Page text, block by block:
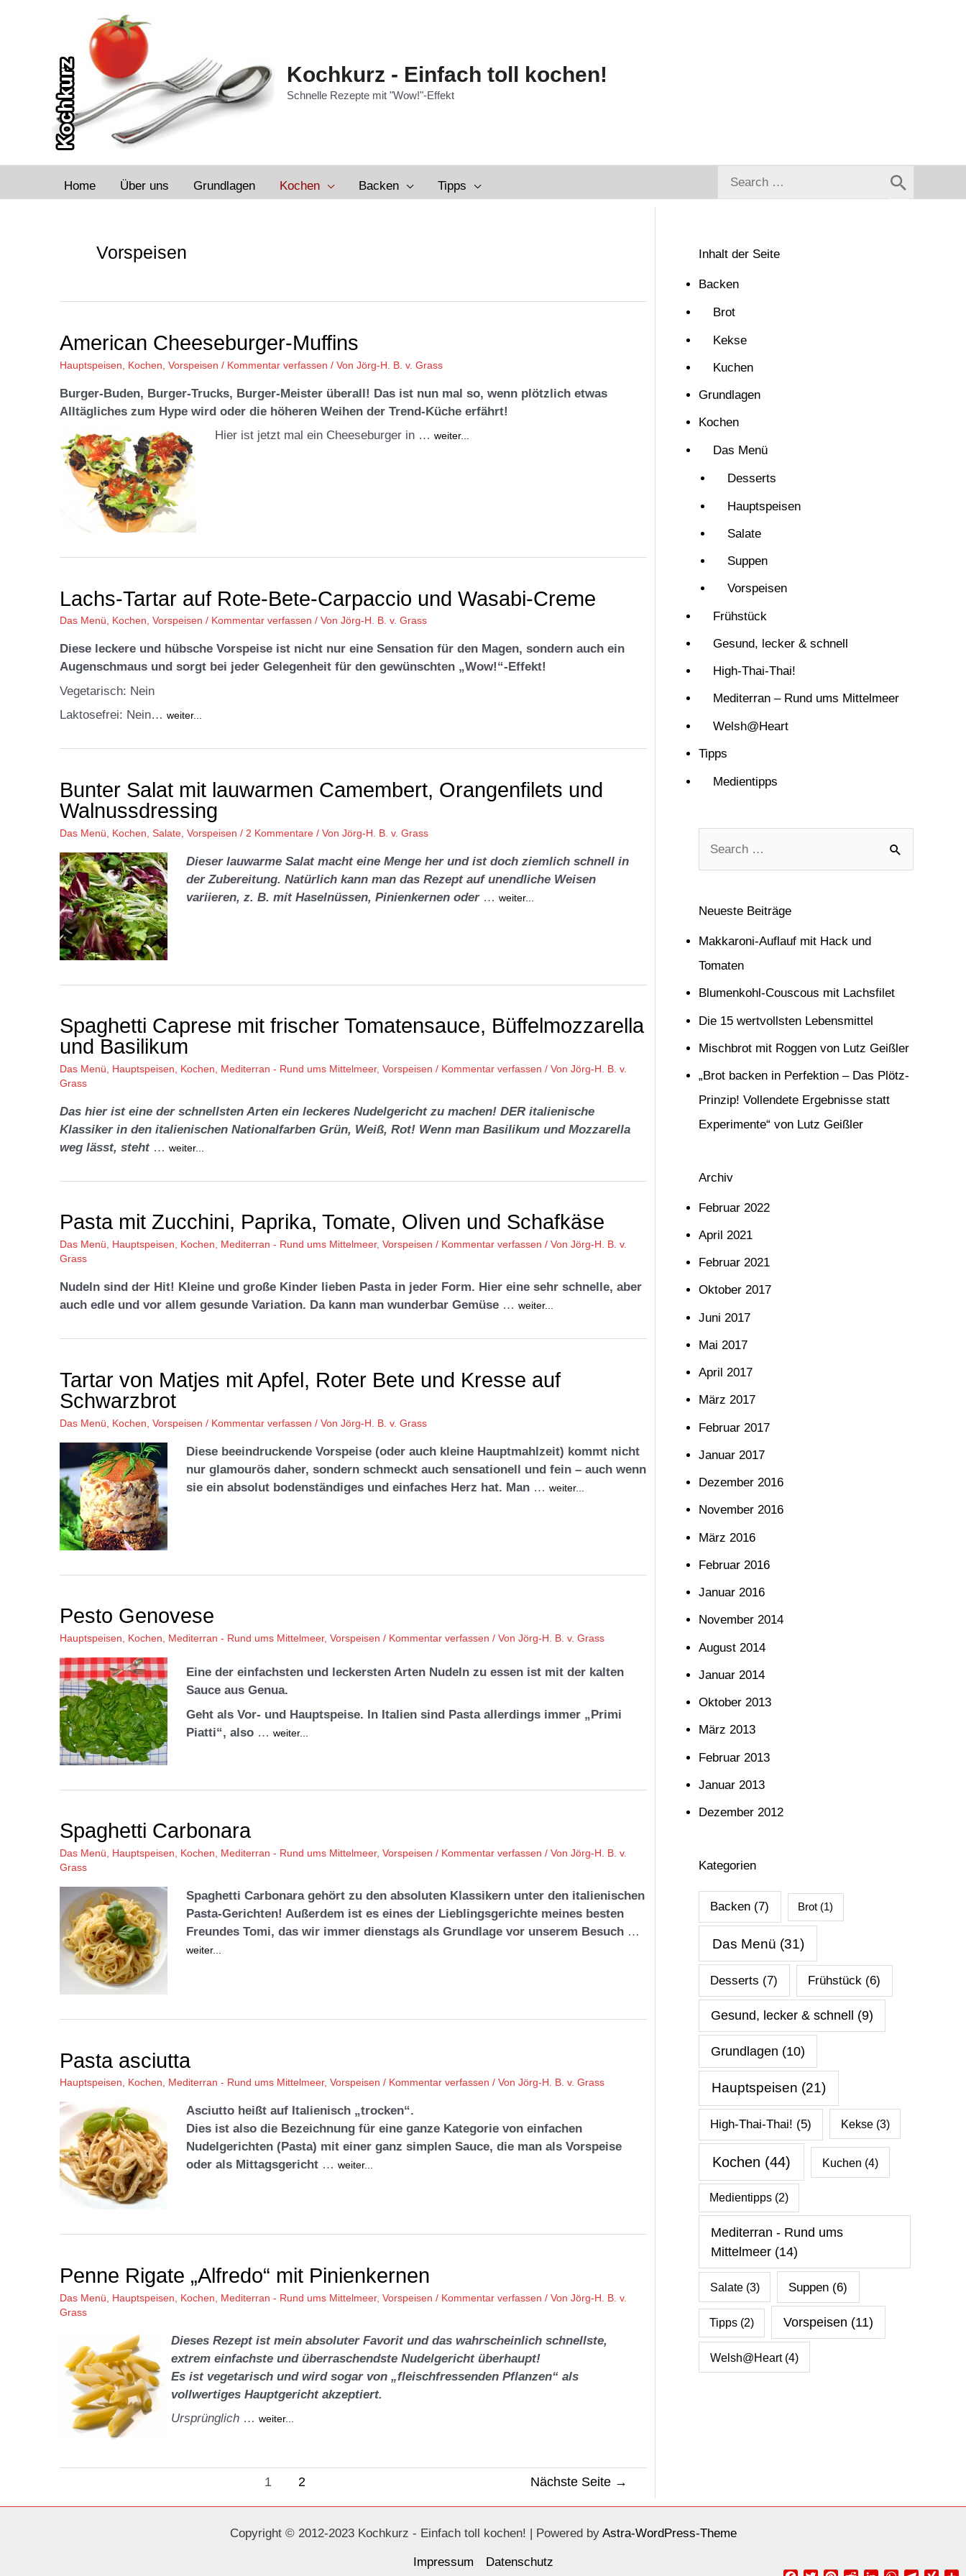
Kochkurz - Einfach toll kochen!
Schnelle Rezepte mit "Wow!"-Effekt
Home Über uns Grundlagen Kochen Backen Tipps
for:
Vorspeisen
American Cheeseburger-Muffins
Hauptspeisen Kochen Vorspeisen / Kommentar verfassen / Von Jörg-H. B. v. Grass
Burger-Buden, Burger-Trucks, Burger-Meister überall! Das ist nun mal so, wenn plötzlich etwas
Alltägliches zum Hype wird oder die höheren Weihen der Trend-Küche erfährt!
Hier ist jetzt mal ein Cheeseburger in … weiter...
Lachs-Tartar auf Rote-Bete-Carpaccio und Wasabi-Creme
Das Menü, Kochen, Vorspeisen / Kommentar verfassen / Von Jörg-H. B. v. Grass
Diese leckere und hübsche Vorspeise ist nicht nur eine Sensation für den Magen, sondern auch ein
Augenschmaus und sorgt bei jeder Gelegenheit für den gewünschten „Wow!“-Effekt!
Vegetarisch: Nein
Laktosefrei: Nein… weiter...
Bunter Salat mit lauwarmen Camembert, Orangenfilets und
Walnussdressing
Das Menü Kochen Salate Vorspeisen / 2 Kommentare / Von Jörg-H. B. v. Grass
Dieser lauwarme Salat macht eine Menge her und ist doch ziemlich schnell in
der Zubereitung. Natürlich kann man das Rezept auf unendliche Weisen
variieren, z. B. mit Haselnüssen, Pinienkernen oder … weiter...
Spaghetti Caprese mit frischer Tomatensauce, Büffelmozzarella
und Basilikum
Das Menü Hauptspeisen Kochen Mediterran - Rund ums Mittelmeer, Vorspeisen / Kommentar verfassen / Von Jörg-H. B. v.
Grass
Das hier ist eine der schnellsten Arten ein leckeres Nudelgericht zu machen! DER italienische
Klassiker in den italienischen Nationalfarben Grün, Weiß, Rot! Wenn man Basilikum und Mozzarella
weg lässt, steht … weiter...
Pasta mit Zucchini, Paprika, Tomate, Oliven und Schafkäse
Das Menü, Hauptspeisen, Kochen, Mediterran - Rund ums Mittelmeer, Vorspeisen / Kommentar verfassen / Von Jörg-H. B. v.
Grass
Nudeln sind der Hit! Kleine und große Kinder lieben Pasta in jeder Form. Hier eine sehr schnelle, aber
auch edle und vor allem gesunde Variation. Da kann man wunderbar Gemüse … weiter...
Tartar von Matjes mit Apfel, Roter Bete und Kresse auf
Schwarzbrot
Das Menü Kochen Vorspeisen / Kommentar verfassen / Von Jörg-H. B. v. Grass
Diese beeindruckende Vorspeise (oder auch kleine Hauptmahlzeit) kommt nicht
nur glamourös daher, sondern schmeckt auch sensationell und fein – auch wenn
sie ein absolut bodenständiges und einfaches Herz hat. Man … weiter...
Pesto Genovese
Hauptspeisen Kochen Mediterran - Rund ums Mittelmeer, Vorspeisen / Kommentar verfassen / Von Jörg-H. B. v. Grass
Eine der einfachsten und leckersten Arten Nudeln zu essen ist mit der kalten
Sauce aus Genua.
Geht als Vor- und Hauptspeise. In Italien sind Pasta allerdings immer „Primi
Piatti“, also … weiter...
Spaghetti Carbonara
Das Menü Hauptspeisen Kochen Mediterran - Rund ums Mittelmeer, Vorspeisen / Kommentar verfassen / Von Jörg-H. B. v.
Grass
Spaghetti Carbonara gehört zu den absoluten Klassikern unter den italienischen
Pasta-Gerichten! Außerdem ist es eines der Lieblingsgerichte meines besten
Freundes Tomi, das wir immer dienstags als Grundlage vor unserem Besuch …
weiter...
Pasta asciutta
Hauptspeisen, Kochen, Mediterran - Rund ums Mittelmeer, Vorspeisen / Kommentar verfassen / Von Jörg-H. B. v. Grass
Asciutto heißt auf Italienisch „trocken“.
Dies ist also die Bezeichnung für eine ganze Kategorie von einfachen
Nudelgerichten (Pasta) mit einer ganz simplen Sauce, die man als Vorspeise
oder als Mittagsgericht … weiter...
Penne Rigate „Alfredo“ mit Pinienkernen
Das Menü Hauptspeisen Kochen Mediterran - Rund ums Mittelmeer, Vorspeisen / Kommentar verfassen / Von Jörg-H. B. v.
Grass
Dieses Rezept ist mein absoluter Favorit und das wahrscheinlich schnellste,
extrem einfachste und überraschendste Nudelgericht überhaupt!
Es ist vegetarisch und wird sogar von „fleischfressenden Pflanzen“ als
vollwertiges Hauptgericht akzeptiert.
Ursprünglich … weiter...
Beiträge
1 2 Nächste Seite →
Inhalt der Seite
Backen
Brot
Kekse
Kuchen
Grundlagen
Kochen
Das Menü
Desserts
Hauptspeisen
Salate
Suppen
Vorspeisen
Frühstück
Gesund, lecker & schnell
High-Thai-Thai!
Mediterran – Rund ums Mittelmeer
Welsh@Heart
Tipps
Medientipps
n
a
c
h
:
Neueste Beiträge
Makkaroni-Auflauf mit Hack und
Tomaten
Blumenkohl-Couscous mit Lachsfilet
Die 15 wertvollsten Lebensmittel
Mischbrot mit Roggen von Lutz Geißler
„Brot backen in Perfektion – Das Plötz-
Prinzip! Vollendete Ergebnisse statt
Experimente“ von Lutz Geißler
Archiv
Februar 2022
April 2021
Februar 2021
Oktober 2017
Juni 2017
Mai 2017
April 2017
März 2017
Februar 2017
Januar 2017
Dezember 2016
November 2016
März 2016
Februar 2016
Januar 2016
November 2014
August 2014
Januar 2014
Oktober 2013
März 2013
Februar 2013
Januar 2013
Dezember 2012
Kategorien
Backen (7) Brot (1)
Das Menü (31)
Desserts (7) Frühstück (6)
Gesund, lecker & schnell (9)
Grundlagen (10)
Hauptspeisen (21)
High-Thai-Thai! (5) Kekse(3)
Kochen (44) Kuchen (4)
Medientipps (2)
Mediterran - Rund ums
Mittelmeer (14)
Salate(3) Suppen (6)
Tipps (2) Vorspeisen (11)
Welsh@Heart(4)
Copyright © 2012-2023 Kochkurz - Einfach toll kochen! | Powered by Astra-WordPress-Theme
Impressum
Datenschutz